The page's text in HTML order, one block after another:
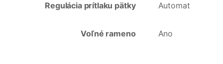
Regulácia prítlaku pätky Automat
Voľné rameno Ano